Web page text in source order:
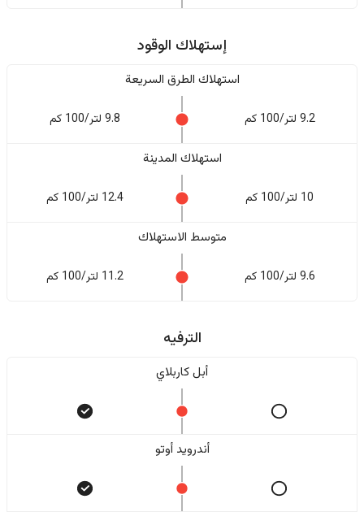
إستهلاك الوقود
استهلاك الطرق السريعة
9.2 لتر/100 كم 9.8 لتر/100 كم
استهلاك المدينة
10 لتر/100 كم 12.4 لتر/100 كم
متوسط الاستهلاك
9.6 لتر/100 كم 11.2 لتر/100 كم
الترفيه
أبل كاربلاي
أندرويد أوتو